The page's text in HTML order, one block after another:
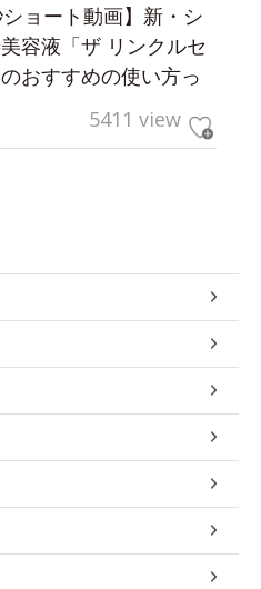
ショート動画】新・シ
容液「ザ リンクルセ
おすすめの使い方っ
5411 view